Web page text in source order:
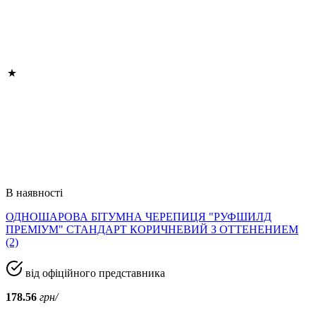
В наявності
ОДНОШАРОВА БІТУМНА ЧЕРЕПИЦЯ "РУФШИЛД
ПРЕМІУМ" СТАНДАРТ КОРИЧНЕВИЙ З ОТТЕНЕНИЕМ
(2)
від офіційного представника
178.56 грн/